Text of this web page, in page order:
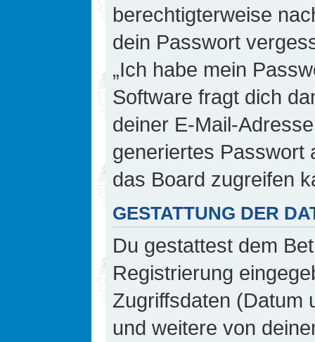
berechtigterweise
dein Passwort
„Ich habe mein
Software fragt dich
deiner E-Mail-
generiertes Passwort
das Board zugreifen
GESTATTUNG DER
Du gestattest dem
Registrierung
Zugriffsdaten (Datum
und weitere von